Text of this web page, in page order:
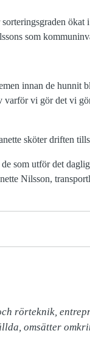
ökat
som
innan de hunnit
varför vi gör det vi
sköter driften
som utför det
Nilsson,
rörteknik,
omsätter